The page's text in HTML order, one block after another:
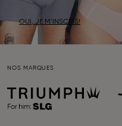
OUI, JE M’INSCRIS!
NOS MARQUES